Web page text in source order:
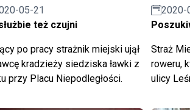
05-21
też czujni
po pracy strażnik miejski ujął
kradzieży siedziska ławki z
przy Placu Niepodległości.
2020-
Straż
roweru,
ulicy